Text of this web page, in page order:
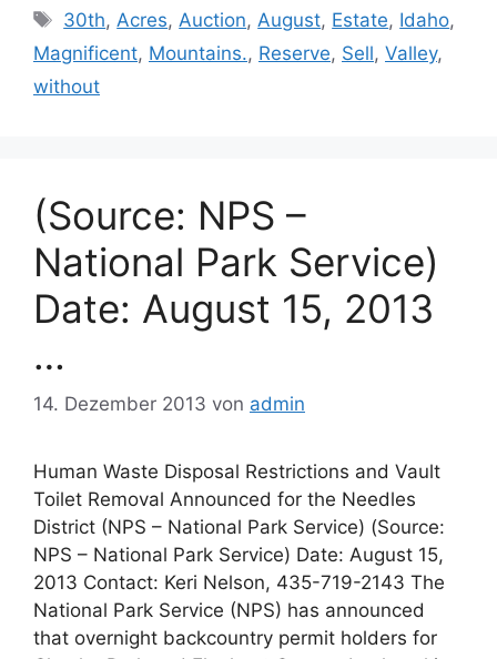
Schlagwörter
30th, Acres, Auction, August, Estate, Idaho,
Magnificent, Mountains., Reserve, Sell, Valley,
without
(Source: NPS –
National Park Service)
Date: August 15, 2013
…
14. Dezember 2013 von admin
Human Waste Disposal Restrictions and Vault
Toilet Removal Announced for the Needles
District (NPS – National Park Service) (Source:
NPS – National Park Service) Date: August 15,
2013 Contact: Keri Nelson, 435-719-2143 The
National Park Service (NPS) has announced
that overnight backcountry permit holders for